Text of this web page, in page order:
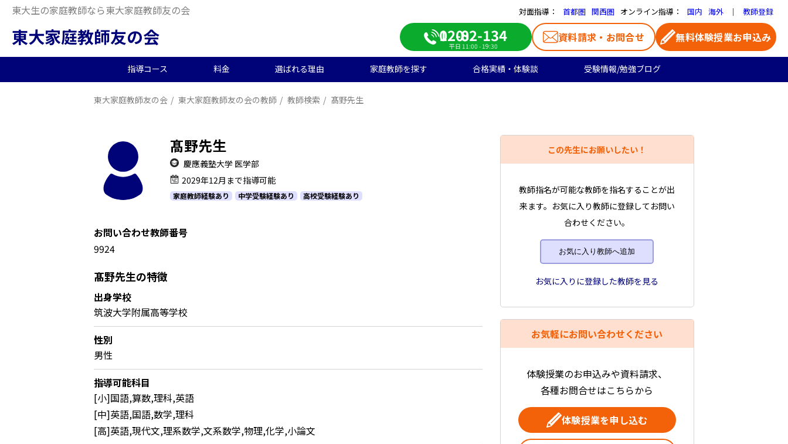
東大生の家庭教師なら東大家庭教師友の会 対面指導： 首都圏 関西圏 オンライン指導： 国内 海外 ｜ 教師登録
東大家庭教師友の会 0120-082-134
平日 11:00 - 19:30
資料請求・お問合せ 無料体験授業お申込み
指導コース
中学受験/塾対策 高校受験
高校生向け
大学生向け
社会人向け プロ家庭教師
料金
料金概要 小学生のご料金
選ばれる理由
当会の特徴 オンライン自習室
家庭教師を探す
東大生の教師を探す 派遣エリアから探す
合格実績・体験談
2026年度合格実績 中学受験の合格実績
一覧ページ
受験情報/勉強ブログ
東大家庭教師友の会 東大家庭教師友の会の教師 教師検索 髙野先生
髙野先生
慶應義塾大学 医学部
2029年12月まで指導可能
家庭教師経験あり 中学受験経験あり 高校受験経験あり
お問い合わせ教師番号
1199241
髙野先生の特徴
出身学校
筑波大学附属高等学校
性別
男性
指導可能科目
[小]国語,算数,理科,英語
[中]英語,国語,数学,理科
[高]英語,現代文,理系数学,文系数学,物理,化学,小論文
この先生にお願いしたい！
教師指名が可能な教師を指名することが出
来ます。お気に入り教師に登録してお問い
合わせください。
お気に入り教師へ追加
お気に入りに登録した教師を見る
お気軽にお問い合わせください
体験授業のお申込みや資料請求、
各種お問合せはこちらから
体験授業を申し込む